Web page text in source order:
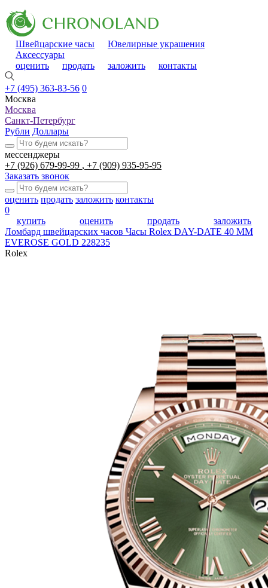
Швейцарские часы
Ювелирные украшения
Аксессуары
оценить
продать заложить контакты
+7 (495) 363-83-56 0
Москва
Москва
Санкт-Петербург
Рубли Доллары
мессенджеры
+7 (926) 679-99-99
+7 (909) 935-95-95
Заказать звонок
оценить продать заложить контакты
0
купить
оценить продать
заложить
Ломбард швейцарских часов Часы Rolex DAY-DATE 40 MM
EVEROSE GOLD 228235
Rolex